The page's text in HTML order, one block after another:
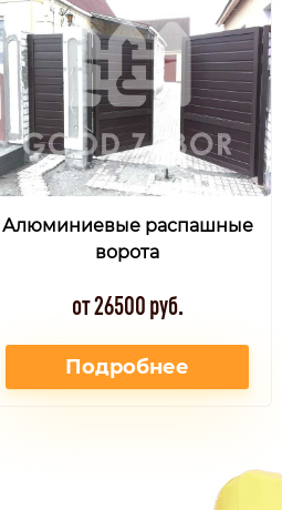
Алюминиевые распашные
ворота
от 26500 руб.
Подробнее